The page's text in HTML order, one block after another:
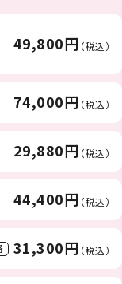
49,800円 （税込）
74,000円 （税込）
29,880円 （税込）
44,400円 （税込）
31,300円 （税込）